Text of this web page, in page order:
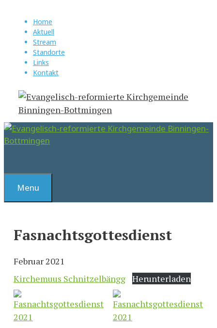
Inhalt
Home
Aktuell
Stream
Standorte
Links
Kontakt
Menu
Fasnachtsgottesdienst
Februar 2021
Kirchemuus Schnitzelbängg Herunterladen